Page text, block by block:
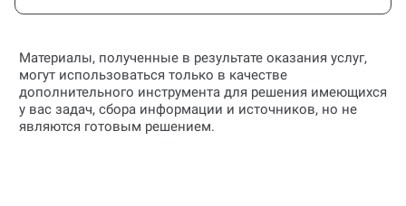
Материалы, полученные в результате оказания услуг,
могут использоваться только в качестве
дополнительного инструмента для решения имеющихся
у вас задач, сбора информации и источников, но не
являются готовым решением.